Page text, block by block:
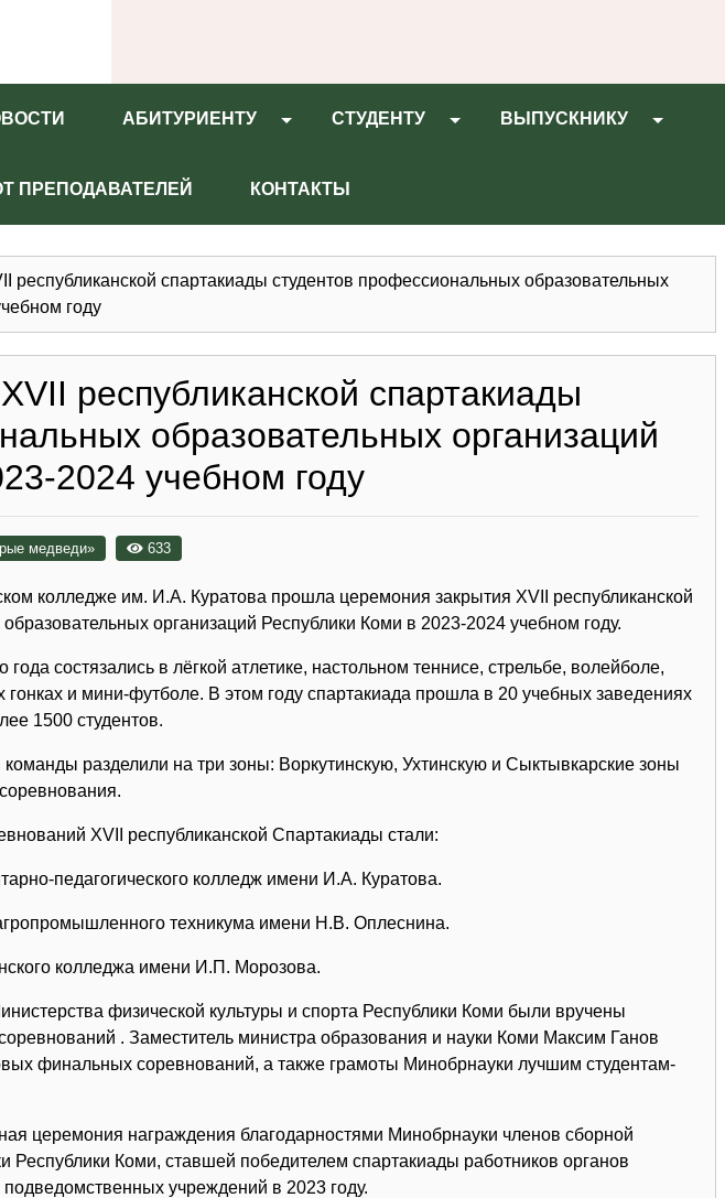
АБИТУРИЕНТУ СТУДЕНТУ ВЫПУСКНИКУ
ПРЕПОДАВАТЕЛЕЙ КОНТАКТЫ
республиканской спартакиады студентов профессиональных образовательных
году
республиканской спартакиады
образовательных организаций
2024 учебном году
медведи» 633
колледже им. И.А. Куратова прошла церемония закрытия XVII республиканской
организаций Республики Коми в 2023-2024 учебном году.
состязались в лёгкой атлетике, настольном теннисе, стрельбе, волейболе,
и мини-футболе. В этом году спартакиада прошла в 20 учебных заведениях
1500 студентов.
разделили на три зоны: Воркутинскую, Ухтинскую и Сыктывкарские зоны
XVII республиканской Спартакиады стали:
педагогического колледж имени И.А. Куратова.
техникума имени Н.В. Оплеснина.
колледжа имени И.П. Морозова.
физической культуры и спорта Республики Коми были вручены
. Заместитель министра образования и науки Коми Максим Ганов
финальных соревнований, а также грамоты Минобрнауки лучшим студентам-
церемония награждения благодарностями Минобрнауки членов сборной
Республики Коми, ставшей победителем спартакиады работников органов
учреждений в 2023 году.